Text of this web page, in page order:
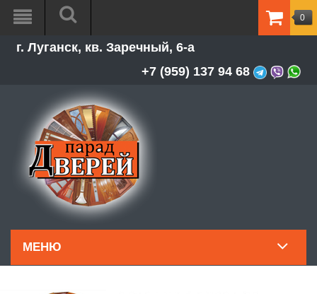
г. Луганск, кв. Заречный, 6-а
+7 (959) 137 94 68
0
МЕНЮ